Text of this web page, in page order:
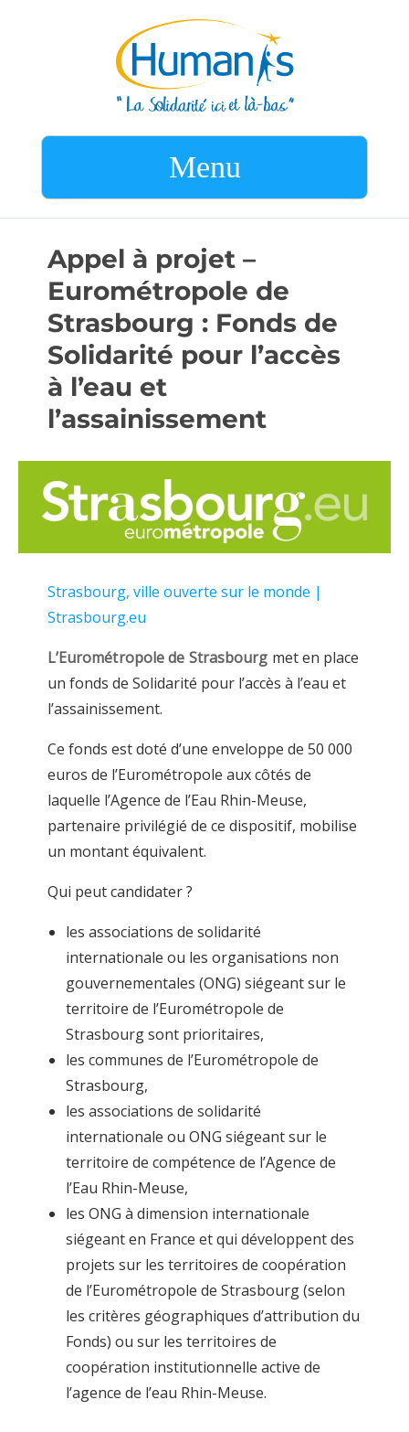
Menu
Appel à projet –
Eurométropole de
Strasbourg : Fonds de
Solidarité pour l’accès
à l’eau et
l’assainissement
Strasbourg, ville ouverte sur le monde |
Strasbourg.eu
L’Eurométropole de Strasbourg met en place
un fonds de Solidarité pour l’accès à l’eau et
l’assainissement.
Ce fonds est doté d’une enveloppe de 50 000
euros de l’Eurométropole aux côtés de
laquelle l’Agence de l’Eau Rhin-Meuse,
partenaire privilégié de ce dispositif, mobilise
un montant équivalent.
Qui peut candidater ?
les associations de solidarité
internationale ou les organisations non
gouvernementales (ONG) siégeant sur le
territoire de l’Eurométropole de
Strasbourg sont prioritaires,
les communes de l’Eurométropole de
Strasbourg,
les associations de solidarité
internationale ou ONG siégeant sur le
territoire de compétence de l’Agence de
l’Eau Rhin-Meuse,
les ONG à dimension internationale
siégeant en France et qui développent des
projets sur les territoires de coopération
de l’Eurométropole de Strasbourg (selon
les critères géographiques d’attribution du
Fonds) ou sur les territoires de
coopération institutionnelle active de
l’agence de l’eau Rhin-Meuse.